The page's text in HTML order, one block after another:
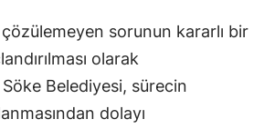
çözülemeyen sorunun kararlı bir
olarak
Belediyesi, sürecin
dolayı